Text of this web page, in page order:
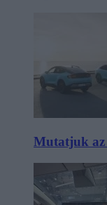
Mutatjuk az